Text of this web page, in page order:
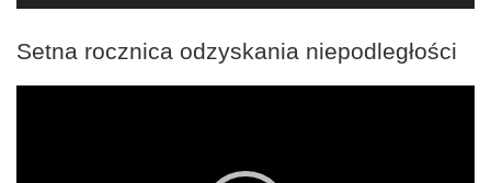
Setna rocznica odzyskania niepodległości